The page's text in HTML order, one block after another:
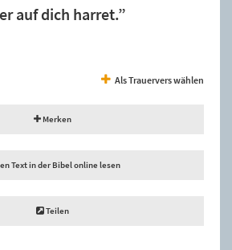
auf dich harret.”
Als Trauervers wählen
Merken
Text in der Bibel online lesen
Teilen